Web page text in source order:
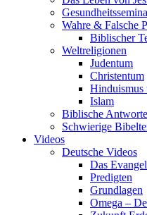
Wahre & Falsche
Biblischer
Weltreligionen
Judentum
Christentum
Hinduismus
Islam
Biblische
Schwierige
Videos
Deutsche Videos
Das
Predigten
Grundlagen
Omega –